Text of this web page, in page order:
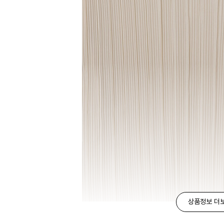
상품정보 더